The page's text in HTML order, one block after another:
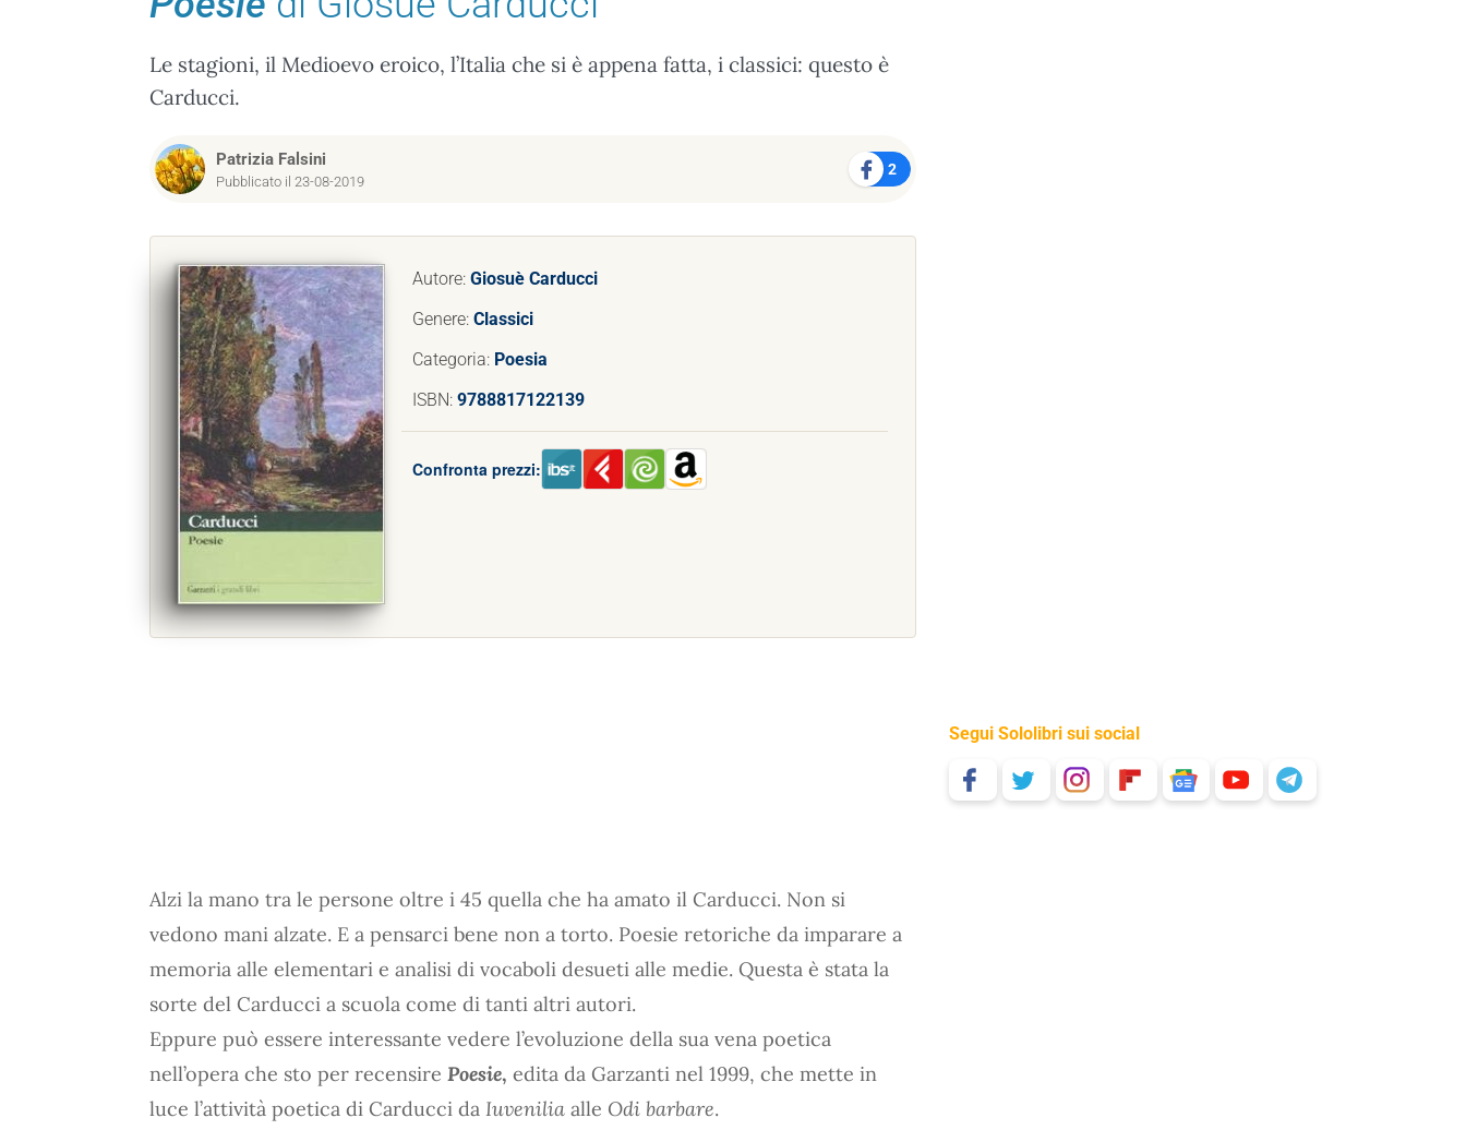
Le stagioni, il Medioevo eroico, l’Italia che si è appena fatta, i classici: questo è
Carducci.
Patrizia Falsini
Pubblicato il 23-08-2019
2
Autore: Giosuè Carducci
Genere: Classici
Categoria: Poesia
ISBN: 9788817122139
Confronta prezzi:
Alzi la mano tra le persone oltre i 45 quella che ha amato il Carducci. Non si
vedono mani alzate. E a pensarci bene non a torto. Poesie retoriche da imparare a
memoria alle elementari e analisi di vocaboli desueti alle medie. Questa è stata la
sorte del Carducci a scuola come di tanti altri autori.
Eppure può essere interessante vedere l’evoluzione della sua vena poetica
nell’opera che sto per recensire Poesie, edita da Garzanti nel 1999, che mette in
luce l’attività poetica di Carducci da Iuvenilia alle Odi barbare.
Segui Sololibri sui social